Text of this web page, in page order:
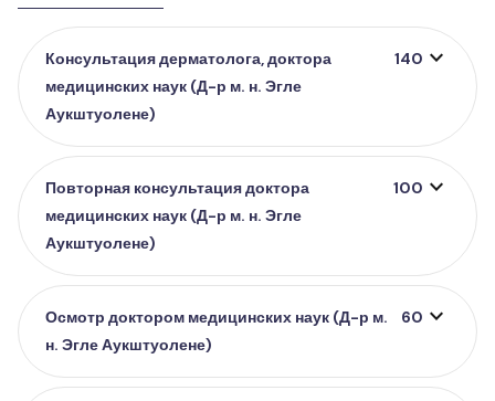
Консультация дерматолога, доктора
медицинских наук (Д-р м. н. Эгле
Аукштуолене)
140 expand_more
Повторная консультация доктора
медицинских наук (Д-р м. н. Эгле
Аукштуолене)
100 expand_more
Осмотр доктором медицинских наук (Д-р м.
н. Эгле Аукштуолене)
60 expand_more